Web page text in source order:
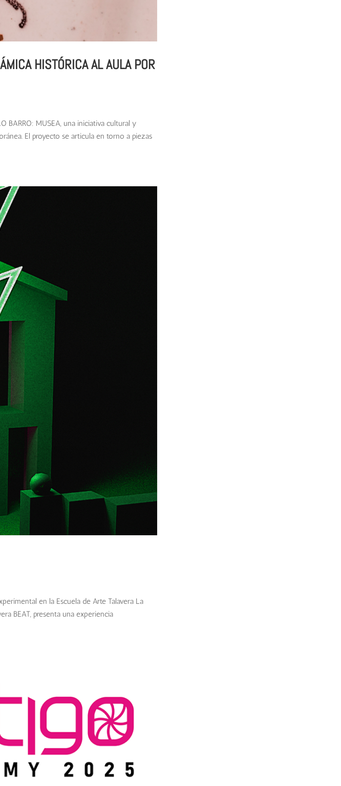
HISTÓRICA AL AULA POR
BARRO: MUSEA, una iniciativa cultural y
El proyecto se articula en torno a piezas
en la Escuela de Arte Talavera La
BEAT, presenta una experiencia